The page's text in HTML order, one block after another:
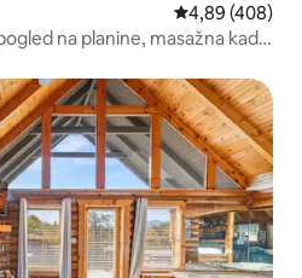
Prosječna
4,89 (408)
na planine, masažna kada,